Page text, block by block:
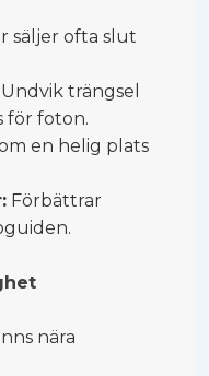
säljer ofta slut
Undvik trängsel
för foton.
en helig plats
Förbättrar
nära